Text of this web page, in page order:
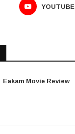
YOUTUBE
Eakam Movie Review